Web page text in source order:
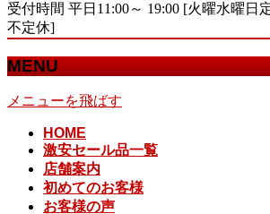
受付時間 平日11:00～ 19:00 [火曜水曜日
不定休]
MENU
メニューを飛ばす
HOME
激安セール品一覧
店舗案内
初めてのお客様
お客様の声